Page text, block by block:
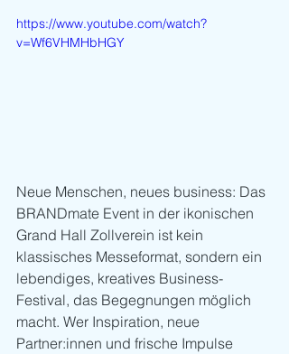
https://www.youtube.com/watch?
v=Wf6VHMHbHGY
Neue Menschen, neues business: Das
BRANDmate Event in der ikonischen
Grand Hall Zollverein ist kein
klassisches Messeformat, sondern ein
lebendiges, kreatives Business-
Festival, das Begegnungen möglich
macht. Wer Inspiration, neue
Partner:innen und frische Impulse